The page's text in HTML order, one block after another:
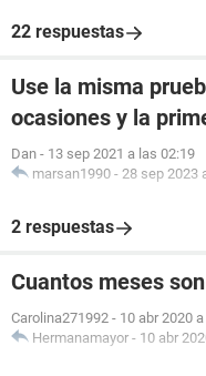
22 respuestas
Use la misma
ocasiones y la
Dan - 13 sep 2021 a las 02:19
marsan1990 - 28 sep 2023
2 respuestas
Cuantos meses
Carolina271992 - 10 abr 2020
Hermanamayor - 10 abr